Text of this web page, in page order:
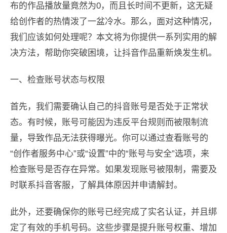
布的作品播放量竟然为0，而且长时间不更新，这无疑
给创作者的热情泼了一盆冷水。那么，面对这种情况，
我们应该如何处理呢？本文将为你提供一系列实用的解
决方法，帮助你突破困境，让抖音作品重新焕发生机。
一、检查账号状态与权限
首先，我们需要确认自己的抖音账号是否处于正常状
态。有时候，账号可能因为违反平台规则而被限制流
量，导致作品无法获得曝光。你可以通过查看账号的
“创作者服务中心”或“设置”中的“账号与安全”选项，来
检查账号是否存在异常。如果发现账号被限制，需要及
时联系抖音客服，了解具体原因并申请解封。
此外，还要确保你的账号已经完成了实名认证，并且绑
定了有效的手机号码。这些步骤是提升账号权重、增加